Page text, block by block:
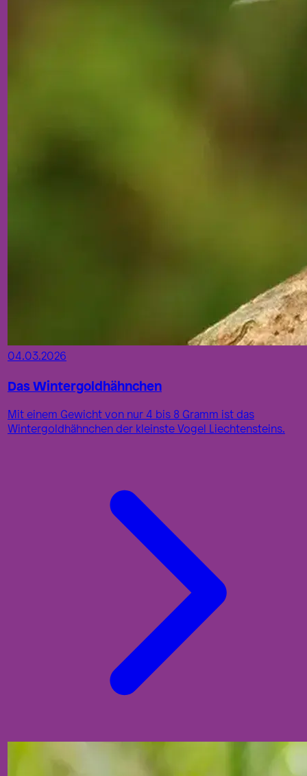
04.03.2026
Das Wintergoldhähnchen
Mit einem Gewicht von nur 4 bis 8 Gramm ist das
Wintergoldhähnchen der kleinste Vogel Liechtensteins.